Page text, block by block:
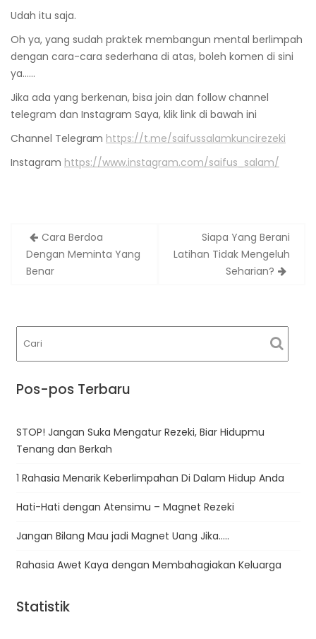
Udah itu saja.
Oh ya, yang sudah praktek membangun mental berlimpah
dengan cara-cara sederhana di atas, boleh komen di sini
ya……
Jika ada yang berkenan, bisa join dan follow channel
telegram dan Instagram Saya, klik link di bawah ini
Channel Telegram https://t.me/saifussalamkuncirezeki
Instagram https://www.instagram.com/saifus_salam/
Cara Berdoa
Dengan Meminta Yang
Benar
Siapa Yang Berani
Latihan Tidak Mengeluh
Seharian?
Pos-pos Terbaru
STOP! Jangan Suka Mengatur Rezeki, Biar Hidupmu
Tenang dan Berkah
1 Rahasia Menarik Keberlimpahan Di Dalam Hidup Anda
Hati-Hati dengan Atensimu – Magnet Rezeki
Jangan Bilang Mau jadi Magnet Uang Jika…..
Rahasia Awet Kaya dengan Membahagiakan Keluarga
Statistik